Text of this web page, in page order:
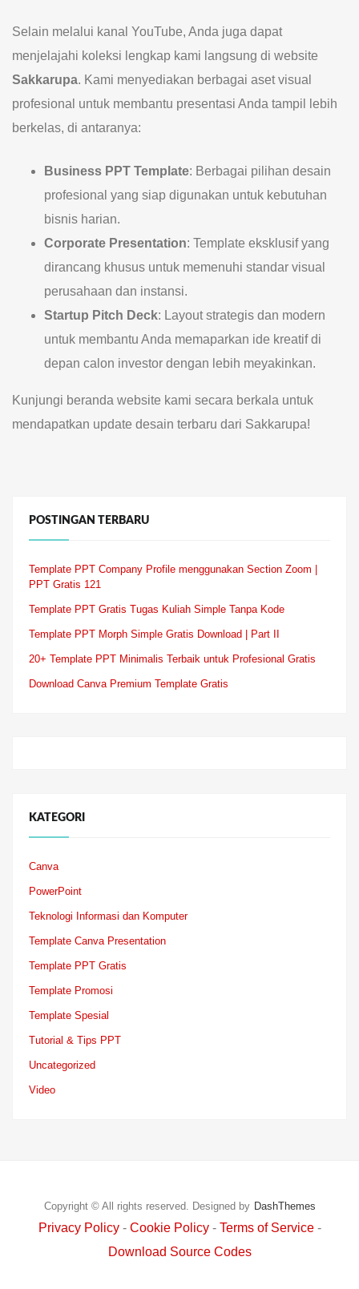
Selain melalui kanal YouTube, Anda juga dapat
menjelajahi koleksi lengkap kami langsung di website
Sakkarupa. Kami menyediakan berbagai aset visual
profesional untuk membantu presentasi Anda tampil lebih
berkelas, di antaranya:
Business PPT Template: Berbagai pilihan desain
profesional yang siap digunakan untuk kebutuhan
bisnis harian.
Corporate Presentation: Template eksklusif yang
dirancang khusus untuk memenuhi standar visual
perusahaan dan instansi.
Startup Pitch Deck: Layout strategis dan modern
untuk membantu Anda memaparkan ide kreatif di
depan calon investor dengan lebih meyakinkan.
Kunjungi beranda website kami secara berkala untuk
mendapatkan update desain terbaru dari Sakkarupa!
POSTINGAN TERBARU
Template PPT Company Profile menggunakan Section Zoom |
PPT Gratis 121
Template PPT Gratis Tugas Kuliah Simple Tanpa Kode
Template PPT Morph Simple Gratis Download | Part II
20+ Template PPT Minimalis Terbaik untuk Profesional Gratis
Download Canva Premium Template Gratis
KATEGORI
Canva
PowerPoint
Teknologi Informasi dan Komputer
Template Canva Presentation
Template PPT Gratis
Template Promosi
Template Spesial
Tutorial & Tips PPT
Uncategorized
Video
Copyright © All rights reserved. Designed by DashThemes
Privacy Policy- Cookie Policy- Terms of Service-
Download Source Codes